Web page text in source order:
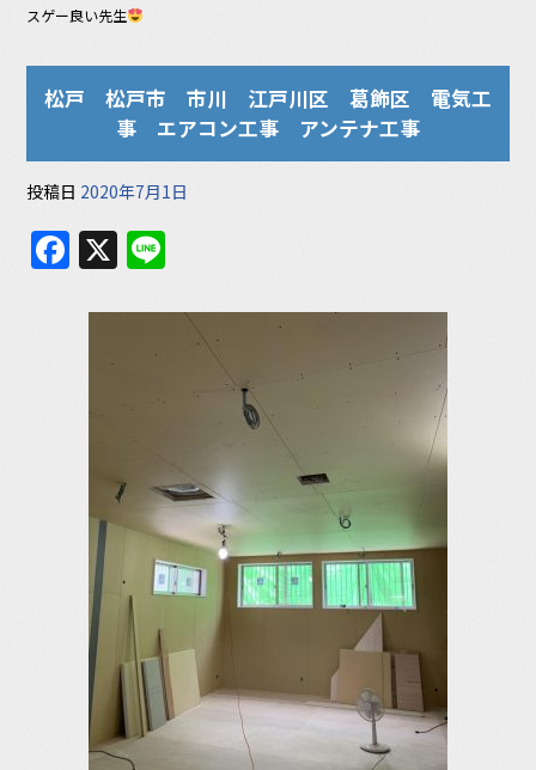
スゲー良い先生
松戸 松戸市 市川 江戸川区 葛飾区 電気工
事 エアコン工事 アンテナ工事
投稿日 2020年7月1日
F
a
c
k
X
e